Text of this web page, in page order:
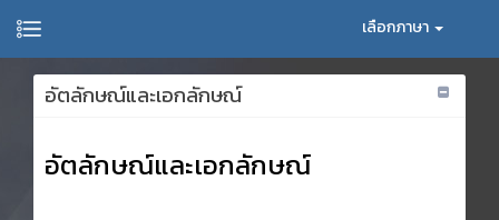
เลือกภาษา
อัตลักษณ์และเอกลักษณ์
อัตลักษณ์และเอกลักษณ์